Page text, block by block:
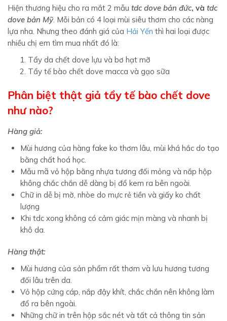
Hiện thương hiệu cho ra mắt 2 mẫu tdc dove bản đức, và tdc
dove bản Mỹ. Mỗi bản có 4 loại mùi siêu thơm cho các nàng
lựa nha. Nhưng theo đánh giá của Hải Yến thì hai loại được
nhiều chị em tìm mua nhất đó là:
Tẩy da chết dove lựu và bơ hạt mỡ
Tẩy tế bào chết dove macca và gạo sữa
Phân biệt thật giả tẩy tế bào chết dove
như nào?
Hàng giả:
Mùi hương của hàng fake ko thơm lâu, mùi khá hắc do tạo
bằng chất hoá học.
Mẫu mã vỏ hộp bằng nhựa tương đối mỏng và nắp hộp
không chắc chắn dễ dàng bị đổ kem ra bên ngoài.
Chữ in dễ bị mờ, nhòe do mực rẻ tiền và giấy ko chất
lượng
Khi tdc xong không có cảm giác mịn màng và nhanh bị
khô da.
Hàng thật:
Mùi hương của sản phẩm rất thơm và lưu hương tương
đối lâu trên da.
Vỏ hộp cứng cáp, nắp đậy khít, chắc chắn nên không làm
đổ ra bên ngoài.
Những chữ in trên hộp sắc nét và tất cả thông tin sản